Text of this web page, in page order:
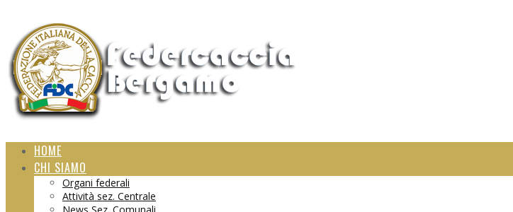
HOME
CHI SIAMO
Organi federali
Attività sez. Centrale